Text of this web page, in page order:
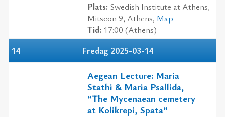
Plats: Swedish Institute at Athens,
Mitseon 9, Athens, Map
Tid: 17:00 (Athens)
14
Fredag 2025-03-14
Aegean Lecture: Maria
Stathi & Maria Psallida,
“The Mycenaean cemetery
at Kolikrepi, Spata”